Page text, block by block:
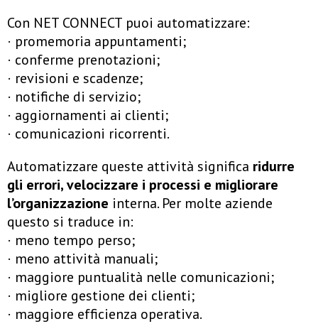
Con NET CONNECT puoi automatizzare:
· promemoria appuntamenti;
· conferme prenotazioni;
· revisioni e scadenze;
· notifiche di servizio;
· aggiornamenti ai clienti;
· comunicazioni ricorrenti.
Automatizzare queste attività significa ridurre
gli errori, velocizzare i processi e migliorare
l’organizzazione interna. Per molte aziende
questo si traduce in:
· meno tempo perso;
· meno attività manuali;
· maggiore puntualità nelle comunicazioni;
· migliore gestione dei clienti;
· maggiore efficienza operativa.